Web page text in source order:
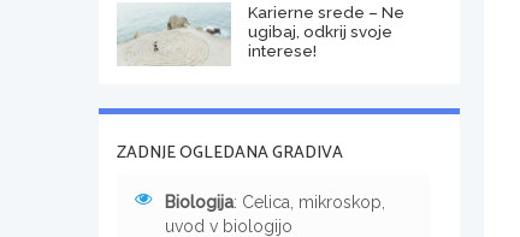
Karierne srede – Ne
ugibaj, odkrij svoje
interese!
ZADNJE OGLEDANA GRADIVA
Biologija: Celica, mikroskop,
uvod v biologijo